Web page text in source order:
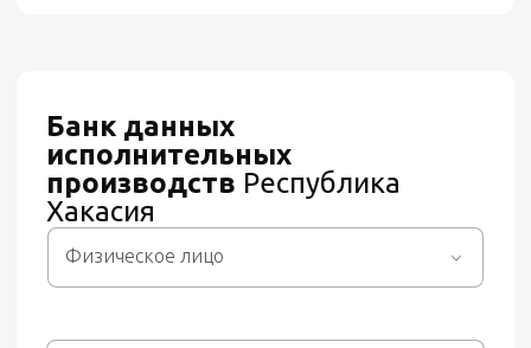
Банк данных
исполнительных
производств Республика
Хакасия
Физическое лицо